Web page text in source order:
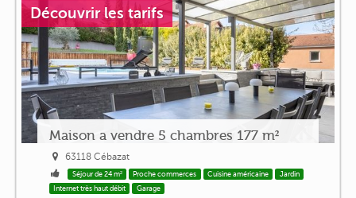
Découvrir les tarifs
Maison a vendre 5 chambres 177 m²
63118 Cébazat
Séjour de 24 m² Proche commerces Cuisine américaine
Jardin
Internet très haut débit
Garage